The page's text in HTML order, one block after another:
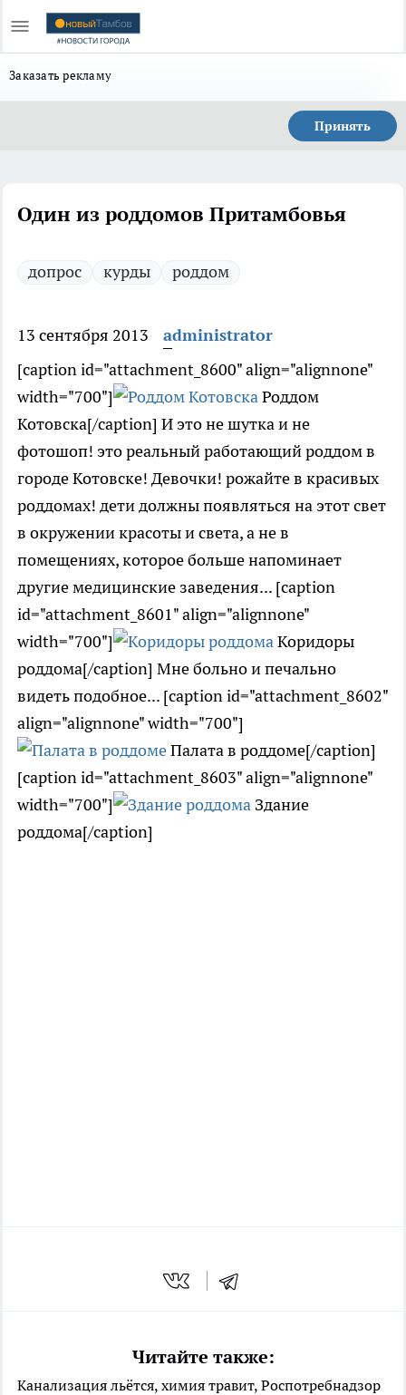
Заказать рекламу
Принять
Один из роддомов Притамбовья
допрос курды роддом
13 сентября 2013
administrator
[caption id="attachment_8600" align="alignnone"
width="700"]
Роддом
Котовска[/caption] И это не шутка и не
фотошоп! это реальный работающий роддом в
городе Котовске! Девочки! рожайте в красивых
роддомах! дети должны появляться на этот свет
в окружении красоты и света, а не в
помещениях, которое больше напоминает
другие медицинские заведения... [caption
id="attachment_8601" align="alignnone"
width="700"]
Коридоры
роддома[/caption] Мне больно и печально
видеть подобное... [caption id="attachment_8602"
align="alignnone" width="700"]
Палата в роддоме[/caption]
[caption id="attachment_8603" align="alignnone"
width="700"]
Здание
роддома[/caption]
Читайте также:
Канализация льётся, химия травит, Роспотребнадзор